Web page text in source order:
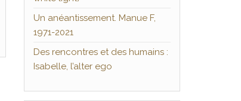
Un anéantissement. Manue F,
1971-2021
Des rencontres et des humains :
Isabelle, l’alter ego